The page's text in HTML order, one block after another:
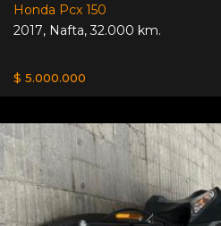
Honda Pcx 150
2017, Nafta,32.000 km.
$ 5.000.000